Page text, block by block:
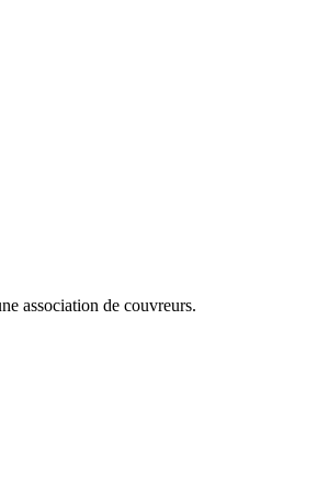
association de couvreurs.